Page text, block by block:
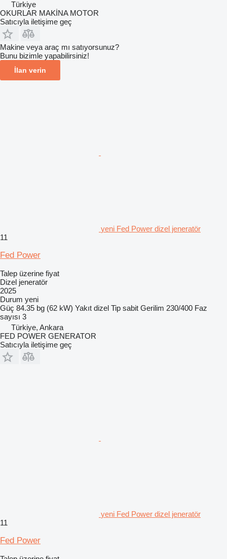
Türkiye
OKURLAR MAKİNA MOTOR
Satıcıyla iletişime geç
Makine veya araç mı satıyorsunuz?
Bunu bizimle yapabilirsiniz!
İlan verin
yeni Fed Power dizel jeneratör
11
Fed Power
Talep üzerine fiyat
Dizel jeneratör
2025
Durum yeni
Güç 84.35 bg (62 kW) Yakıt dizel Tip sabit Gerilim 230/400 Faz
sayısı 3
Türkiye, Ankara
FED POWER GENERATOR
Satıcıyla iletişime geç
yeni Fed Power dizel jeneratör
11
Fed Power